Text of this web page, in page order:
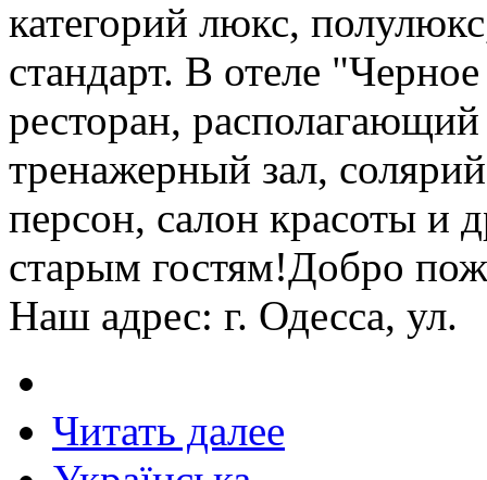
категорий люкс,
стандарт. В отеле
ресторан,
тренажерный зал,
персон, салон красоты
старым гостям!Добро
Наш адрес: г. Одесса, ул.
Читать далее